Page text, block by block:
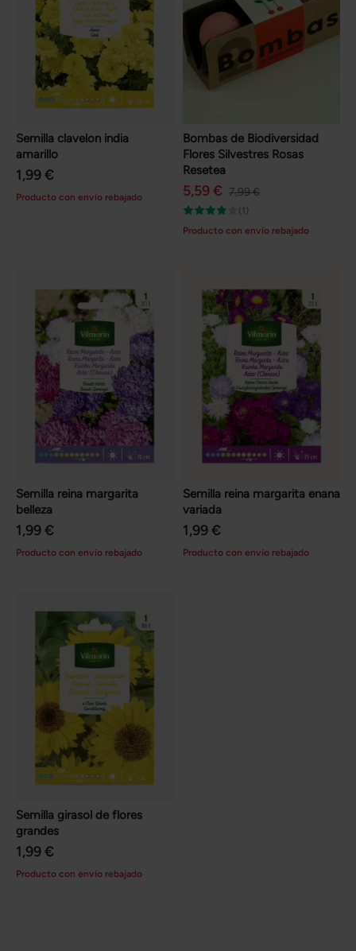
Semilla clavelon india
amarillo
1,99 €
Producto con envío rebajado
Bombas de Biodiversidad
Flores Silvestres Rosas
Resetea
5,59 € 7,99 €
(1)
Producto con envío rebajado
Semilla reina margarita
belleza
1,99 €
Producto con envío rebajado
Semilla reina margarita enana
variada
1,99 €
Producto con envío rebajado
Semilla girasol de flores
grandes
1,99 €
Producto con envío rebajado